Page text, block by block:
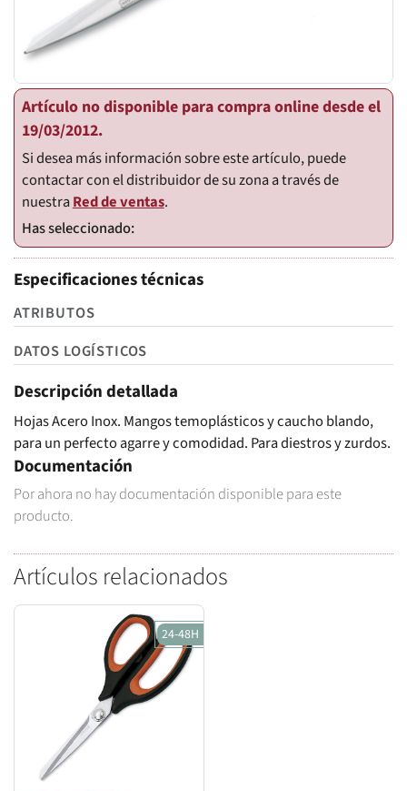
Artículo no disponible para compra online desde el
19/03/2012.
Si desea más información sobre este artículo, puede
contactar con el distribuidor de su zona a través de
nuestraRed de ventas.
Especificaciones técnicas
ATRIBUTOS
DATOS LOGÍSTICOS
Descripción detallada
Hojas Acero Inox. Mangos temoplásticos y caucho blando,
para un perfecto agarre y comodidad. Para diestros y zurdos.
Documentación
Por ahora no hay documentación disponible para este
producto.
Artículos relacionados
24-48H